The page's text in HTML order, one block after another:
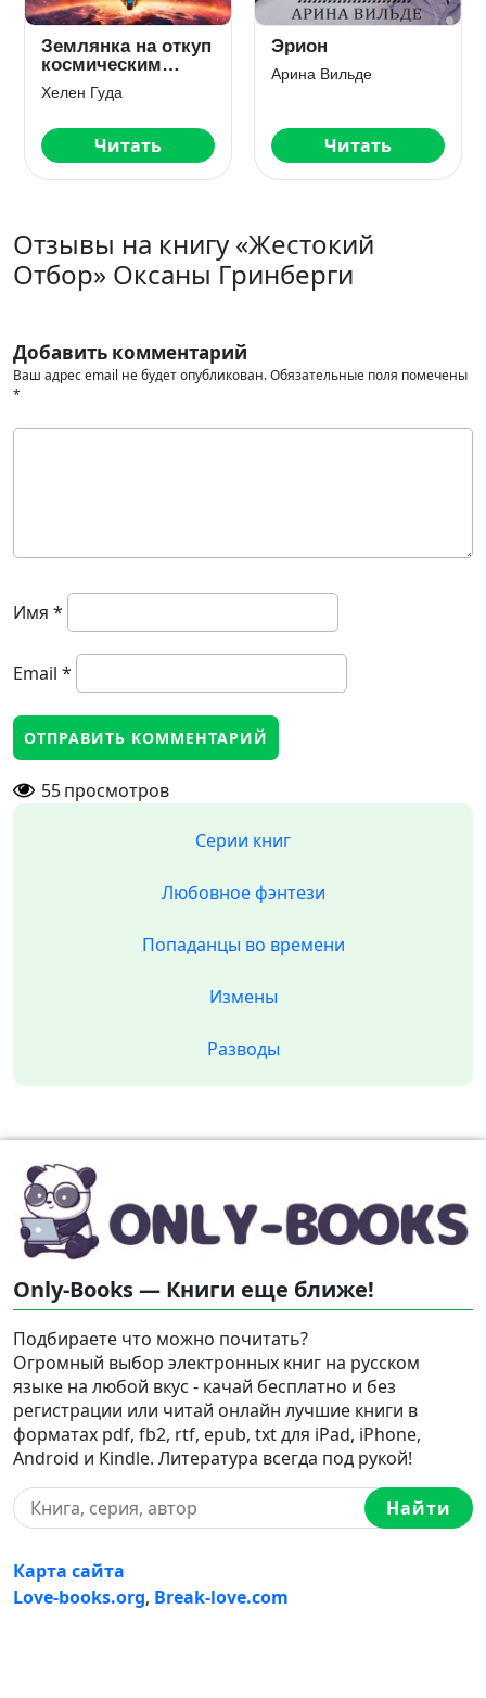
Землянка на откуп
космическим
захватчикам
Хелен Гуда
Читать
Эрион
Арина Вильде
Читать
Отзывы на книгу «Жестокий
Отбор» Оксаны Гринберги
Добавить комментарий
Ваш адрес email не будет опубликован.Обязательные поля помечены
*
Имя *
Email *
55просмотров
Серии книг
Любовное фэнтези
Попаданцы во времени
Измены
Разводы
Only-Books — Книги еще ближе!
Подбираете что можно почитать?
Огромный выбор электронных книг на русском
языке на любой вкус - качай бесплатно и без
регистрации или читай онлайн лучшие книги в
форматах pdf, fb2, rtf, epub, txt для iPad, iPhone,
Android и Kindle. Литература всегда под рукой!
Найти
Карта сайта
Love-books.org, Break-love.com